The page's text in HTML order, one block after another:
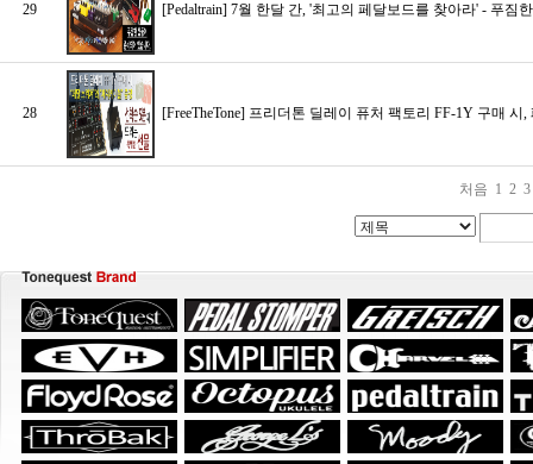
29 [Pedaltrain] 7월 한달 간, '최고의 페달보드를 찾아라' - 푸짐
28 [FreeTheTone] 프리더톤 딜레이 퓨처 팩토리 FF-1Y 구매
처음 1 2 3